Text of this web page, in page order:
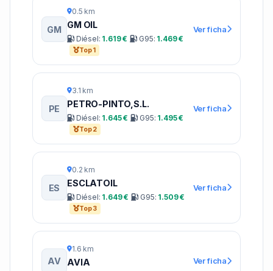
GM
0.5 km
GM OIL
Diésel: 1.619 € G95: 1.469 €
Top 1
Ver ficha
PE
3.1 km
PETRO-PINTO,S.L.
Diésel: 1.645 € G95: 1.495 €
Top 2
Ver ficha
ES
0.2 km
ESCLATOIL
Diésel: 1.649 € G95: 1.509 €
Top 3
Ver ficha
AV
1.6 km
AVIA Ver ficha